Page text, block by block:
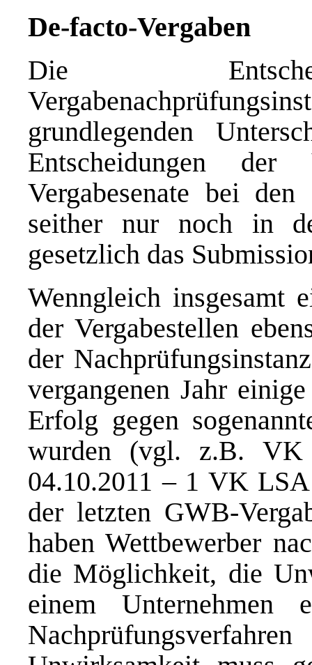
De-facto-Vergaben
Die
grundlegenden
Entscheidungen der
Vergabesenate bei den
seither nur noch in
gesetzlich das
Wenngleich insgesamt
der Vergabestellen
der
vergangenen Jahr
Erfolg gegen
wurden (vgl. z.B. VK
04.10.2011 – 1 VK
der letzten GWB-
haben Wettbewerber
die Möglichkeit, die
einem Unternehmen